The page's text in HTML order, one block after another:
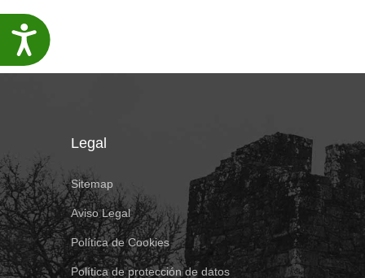
Accesibilidade
Legal
Sitemap
Aviso Legal
Política de Cookies
Política de protección de datos